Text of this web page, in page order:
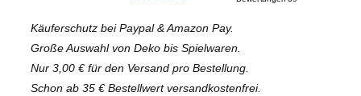
Käuferschutz bei Paypal & Amazon Pay.
Große Auswahl von Deko bis Spielwaren.
Nur 3,00 € für den Versand pro Bestellung.
Schon ab 35 € Bestellwert versandkostenfrei.